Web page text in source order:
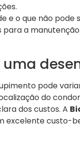
e o que não pode
para a
pode
do
dos custos. A
excelente custo-